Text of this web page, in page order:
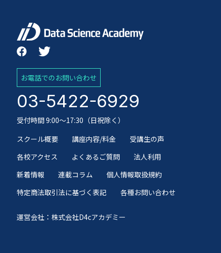
お電話でのお問い合わせ
03-5422-6929
受付時間 9:00～17:30（日祝除く）
スクール概要
講座内容/料金
受講生の声
各校アクセス
よくあるご質問
法人利用
新着情報
連載コラム
個人情報取扱規約
特定商法取引法に基づく表記
各種お問い合わせ
運営会社：株式会社D4cアカデミー